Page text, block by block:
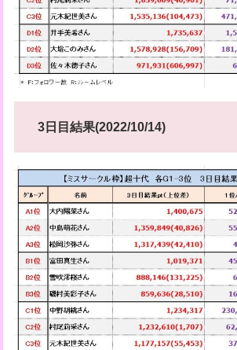
3日目結果(2022/10/14)